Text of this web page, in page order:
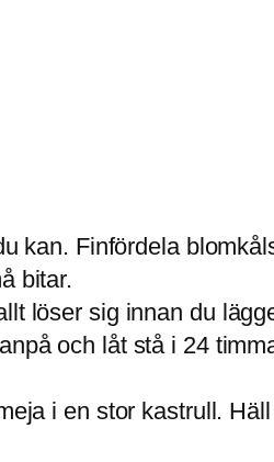
kan. Finfördela
bitar.
löser sig innan du
och låt stå i 24
i en stor kastrull.